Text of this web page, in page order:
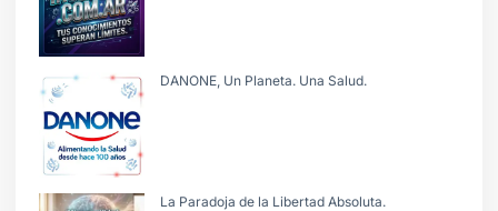
DANONE, Un Planeta. Una Salud.
La Paradoja de la Libertad Absoluta.